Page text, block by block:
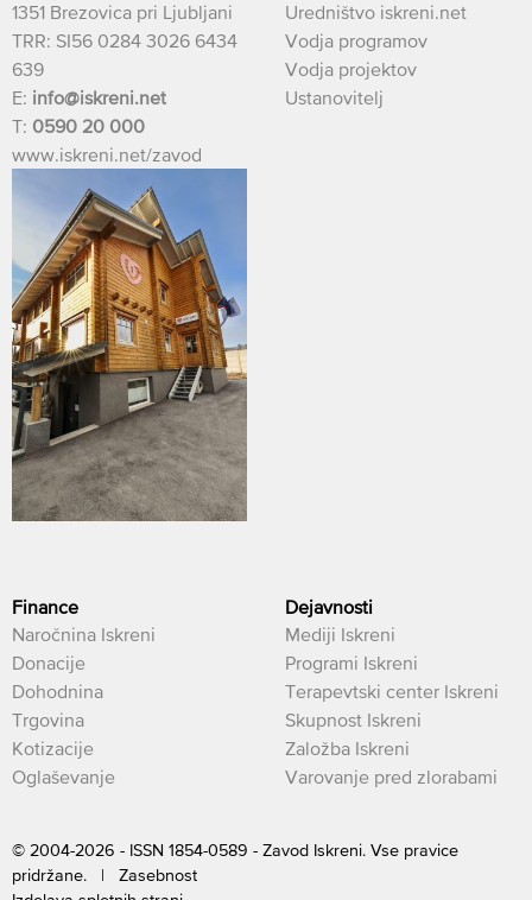
1351 Brezovica pri Ljubljani
TRR: SI56 0284 3026 6434
639
E: info@iskreni.net
T: 0590 20 000
www.iskreni.net/zavod
Uredništvo iskreni.net
Vodja programov
Vodja projektov
Ustanovitelj
Finance
Naročnina Iskreni
Donacije
Dohodnina
Trgovina
Kotizacije
Oglaševanje
Dejavnosti
Mediji Iskreni
Programi Iskreni
Terapevtski center Iskreni
Skupnost Iskreni
Založba Iskreni
Varovanje pred zlorabami
© 2004-2026 - ISSN 1854-0589 - Zavod Iskreni. Vse pravice
pridržane. | Zasebnost